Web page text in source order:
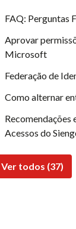
FAQ: Perguntas
Aprovar
Microsoft
Federação de
Como alternar
Recomendações
Acessos do
Ver todos (37)